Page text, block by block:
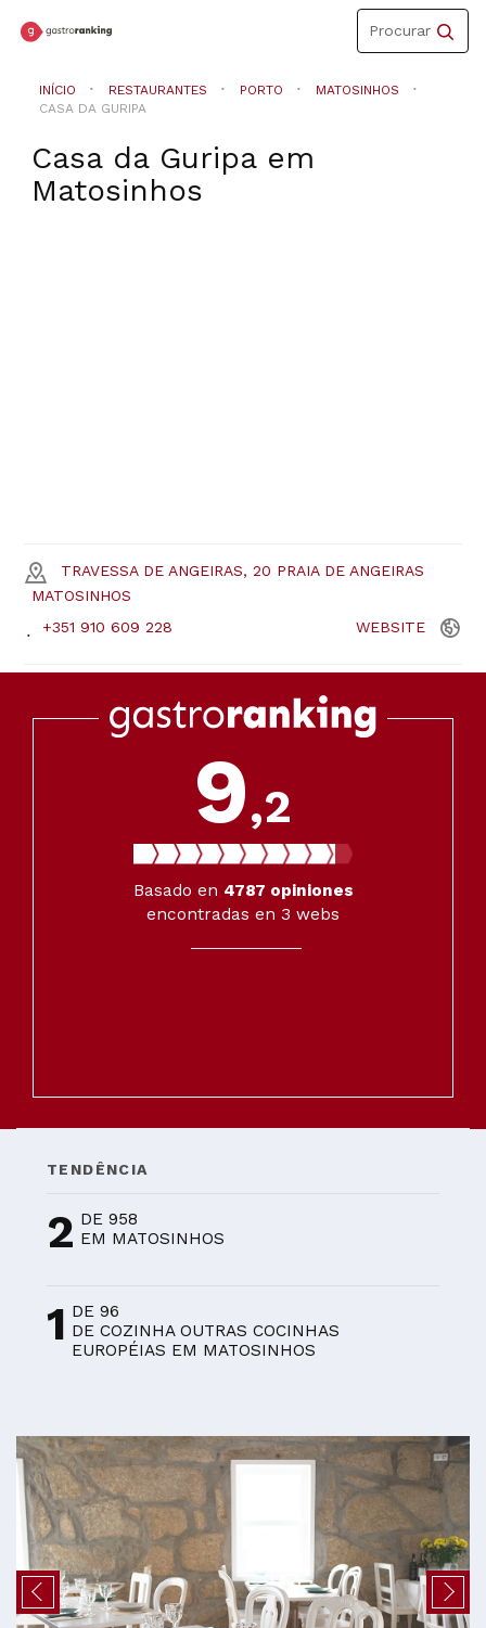
Toggle
navigation
Procurar
INÍCIO RESTAURANTES PORTO
MATOSINHOS
CASA DA GURIPA
Casa da Guripaem
Matosinhos
TRAVESSA DE ANGEIRAS, 20 PRAIA DE ANGEIRAS
MATOSINHOS
+351 910 609 228
WEBSITE
9,2
Basado en 4787 opiniones
encontradas en 3 webs
TENDÊNCIA
2 DE 958
EM MATOSINHOS
1 DE 96
DE COZINHA OUTRAS COCINHAS
EUROPÉIAS EM MATOSINHOS